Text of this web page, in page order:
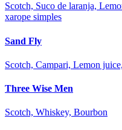
Scotch, Suco de laranja,
xarope simples
Sand Fly
Scotch, Campari, Lemon
Three Wise Men
Scotch, Whiskey, Bourbon